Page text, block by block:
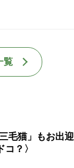
覧
毛猫」もお出
？〉